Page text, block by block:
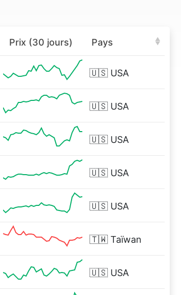
Prix (30 jours) Pays
🇺🇸 USA
🇺🇸 USA
🇺🇸 USA
🇺🇸 USA
🇺🇸 USA
🇹🇼 Taïwan
🇺🇸 USA